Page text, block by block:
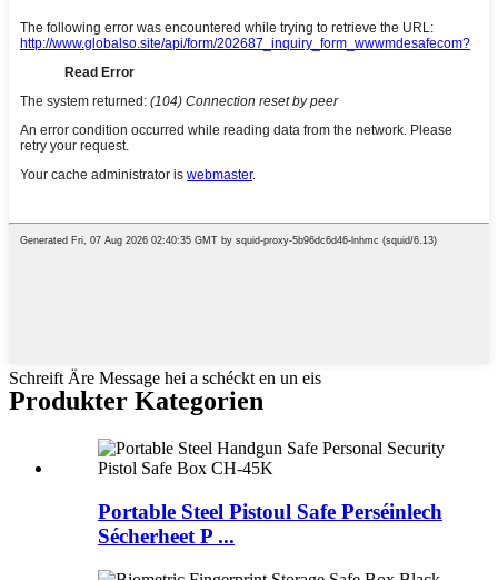
Schreift Äre Message hei a schéckt en un eis
Produkter Kategorien
Portable Steel Pistoul Safe Perséinlech
Sécherheet P ...